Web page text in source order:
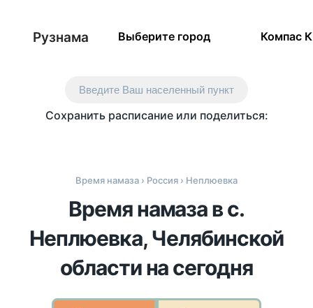
Рузнама Выберите город Компас
Введите Ваш населенный пункт
Сохранить расписание или поделиться:
Время намаза › Россия › Неплюевка
Время намаза в с.
Неплюевка, Челябинской
области на сегодня